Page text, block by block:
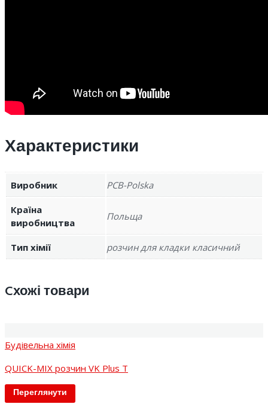
Характеристики
Виробник PCB-Polska
Країна
виробництва
Польща
Тип хімії розчин для кладки класичний
Cхожі товари
Будівельна хімія
QUICK-MIX розчин VK Plus T
Переглянути